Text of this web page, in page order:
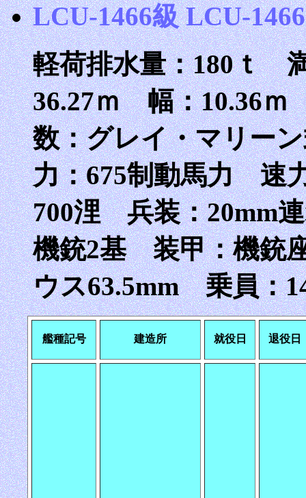
LCU-1466級 LCU-
軽荷排水量：180ｔ
36.27ｍ 幅：10.36
数：グレイ・マリー
力：675制動馬力 速
700浬 兵装：20mm
機銃2基 装甲：機銃
ウス63.5mm 乗員：
艦種記号 建造所 就役日 退役日